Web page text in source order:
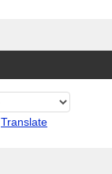
Translate